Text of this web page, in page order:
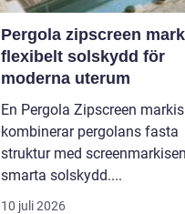
Pergola zipscreen
flexibelt solskydd för
moderna uterum
En Pergola Zipscreen markis
kombinerar pergolans fasta
struktur med
smarta solskydd....
10 juli 2026